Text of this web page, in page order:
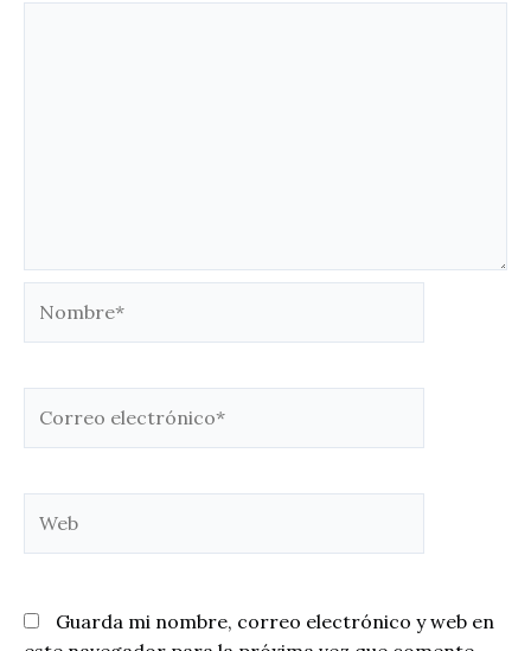
electrónico*
Guarda mi nombre, correo electrónico y web en